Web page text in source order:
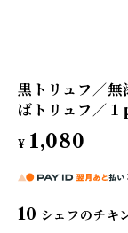
黒トリュフ／無
ばトリュフ／
¥ 1,080
10 シェフのチキ